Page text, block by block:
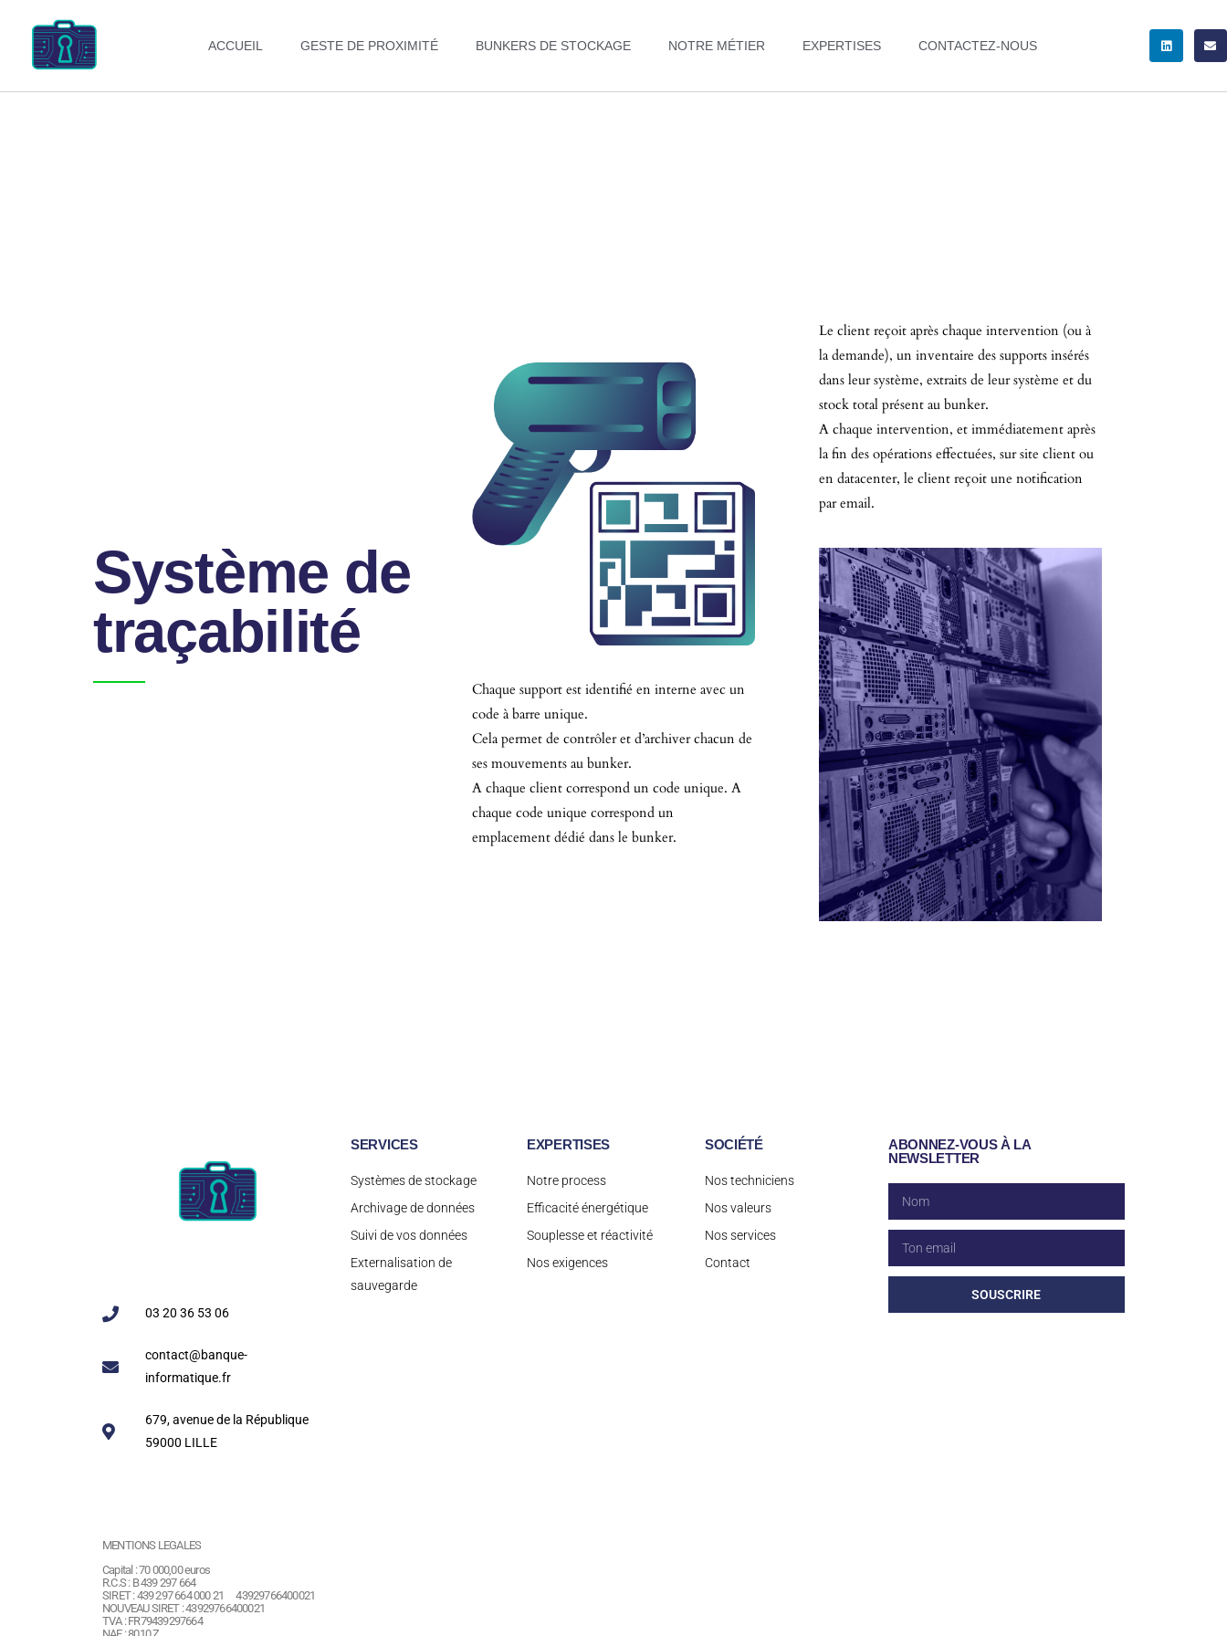
ACCUEIL GESTE DE PROXIMITÉ BUNKERS DE STOCKAGE NOTRE MÉTIER EXPERTISES CONTACTEZ-NOUS
Système de
traçabilité
Chaque support est identifié en interne avec un
code à barre unique.
Cela permet de contrôler et d’archiver chacun de
ses mouvements au bunker.
A chaque client correspond un code unique. A
chaque code unique correspond un
emplacement dédié dans le bunker.
Le client reçoit après chaque intervention (ou à
la demande), un inventaire des supports insérés
dans leur système, extraits de leur système et du
stock total présent au bunker.
A chaque intervention, et immédiatement après
la fin des opérations effectuées, sur site client ou
en datacenter, le client reçoit une notification
par email.
03 20 36 53 06
contact@banque-
informatique.fr
679, avenue de la République
59000 LILLE
SERVICES
Systèmes de stockage
Archivage de données
Suivi de vos données
Externalisation de
sauvegarde
EXPERTISES
Notre process
Efficacité énergétique
Souplesse et réactivité
Nos exigences
SOCIÉTÉ
Nos techniciens
Nos valeurs
Nos services
Contact
ABONNEZ-VOUS À LA
NEWSLETTER
SOUSCRIRE
MENTIONS LEGALES
Capital : 70 000,00 euros
R.C.S : B 439 297 664
SIRET : 439 297 664 000 21 43929766400021
NOUVEAU SIRET : 43929766400021
TVA : FR79439297664